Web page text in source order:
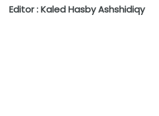
Editor : Kaled Hasby Ashshidiqy